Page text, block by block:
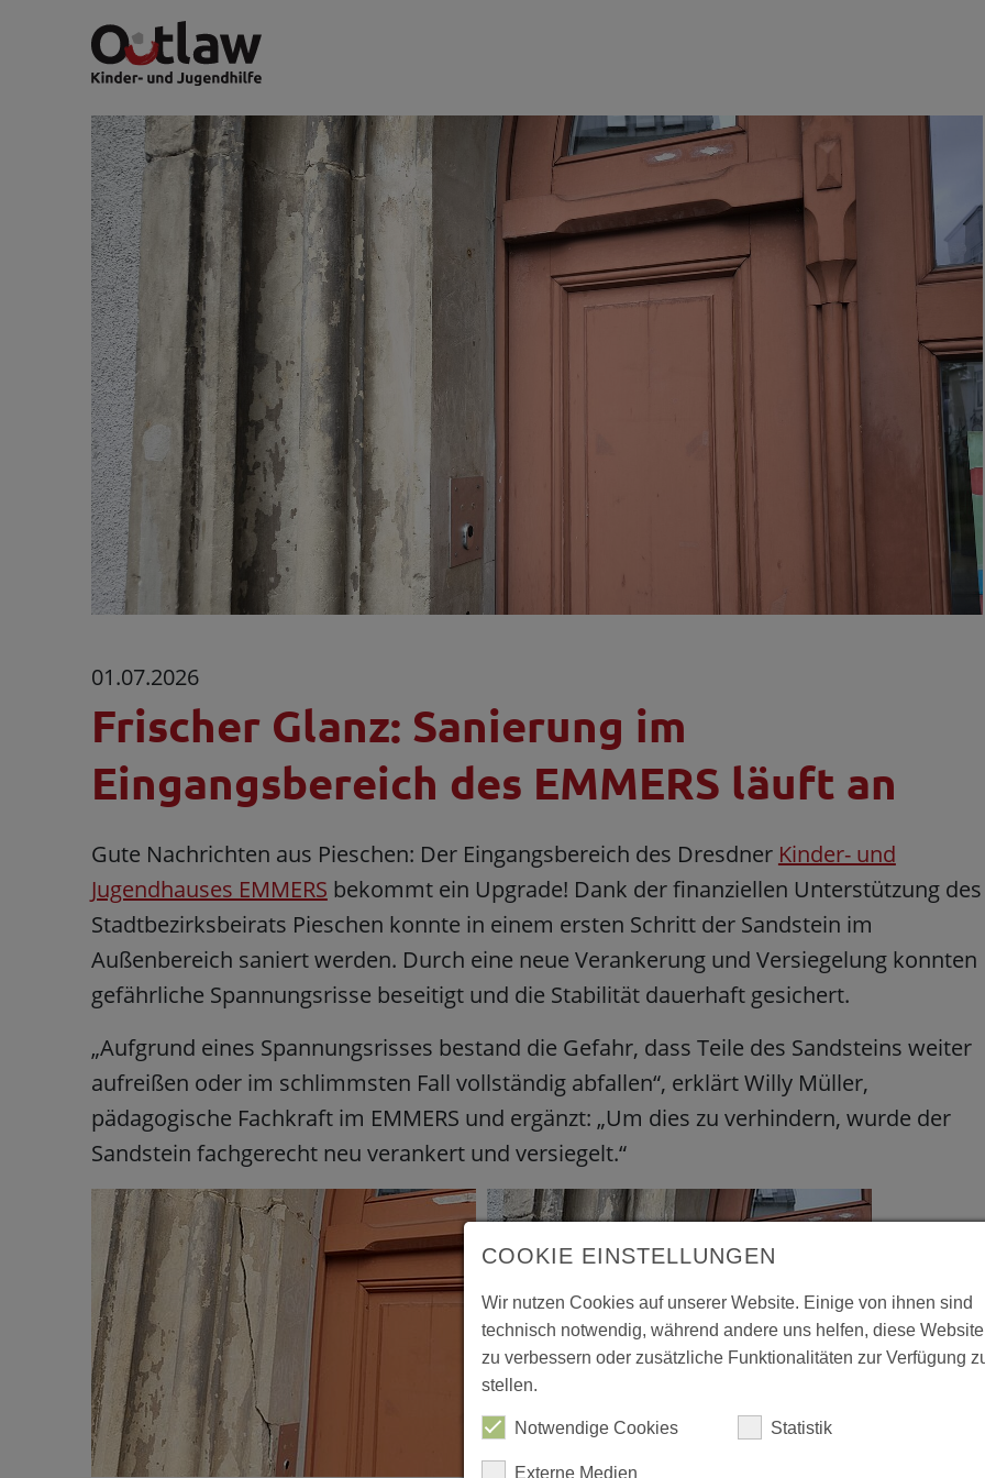
01.07.2026
Frischer Glanz: Sanierung im
Eingangsbereich des EMMERS läuft an
Gute Nachrichten aus Pieschen: Der Eingangsbereich des Dresdner Kinder- und
Jugendhauses EMMERS bekommt ein Upgrade! Dank der finanziellen Unterstützung des
Stadtbezirksbeirats Pieschen konnte in einem ersten Schritt der Sandstein im
Außenbereich saniert werden. Durch eine neue Verankerung und Versiegelung konnten
gefährliche Spannungsrisse beseitigt und die Stabilität dauerhaft gesichert.
„Aufgrund eines Spannungsrisses bestand die Gefahr, dass Teile des Sandsteins weiter
aufreißen oder im schlimmsten Fall vollständig abfallen“, erklärt Willy Müller,
pädagogische Fachkraft im EMMERS und ergänzt: „Um dies zu verhindern, wurde der
Sandstein fachgerecht neu verankert und versiegelt.“
COOKIE EINSTELLUNGEN
Wir nutzen Cookies auf unserer Website. Einige von ihnen sind
technisch notwendig, während andere uns helfen, diese Website
zu verbessern oder zusätzliche Funktionalitäten zur Verfügung
stellen.
Notwendige Cookies Statistik
Externe Medien